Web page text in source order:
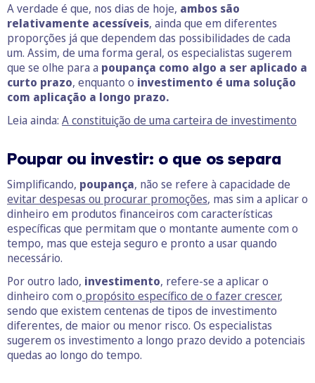
A verdade é que, nos dias de hoje, ambos são
relativamente acessíveis, ainda que em diferentes
proporções já que dependem das possibilidades de cada
um. Assim, de uma forma geral, os especialistas sugerem
que se olhe para a poupança como algo a ser aplicado a
curto prazo, enquanto o investimento é uma solução
com aplicação a longo prazo.
Leia ainda: A constituição de uma carteira de investimento
Poupar ou investir: o que os separa
Simplificando, poupança, não se refere à capacidade de
evitar despesas ou procurar promoções, mas sim a aplicar o
dinheiro em produtos financeiros com características
específicas que permitam que o montante aumente com o
tempo, mas que esteja seguro e pronto a usar quando
necessário.
Por outro lado, investimento, refere-se a aplicar o
dinheiro com o propósito específico de o fazer crescer,
sendo que existem centenas de tipos de investimento
diferentes, de maior ou menor risco. Os especialistas
sugerem os investimento a longo prazo devido a potenciais
quedas ao longo do tempo.